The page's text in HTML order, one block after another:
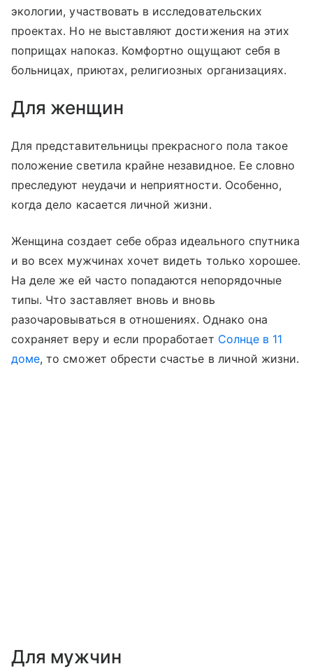
экологии, участвовать в исследовательских
проектах. Но не выставляют достижения на этих
поприщах напоказ. Комфортно ощущают себя в
больницах, приютах, религиозных организациях.
Для женщин
Для представительницы прекрасного пола такое
положение светила крайне незавидное. Ее словно
преследуют неудачи и неприятности. Особенно,
когда дело касается личной жизни.
Женщина создает себе образ идеального спутника
и во всех мужчинах хочет видеть только хорошее.
На деле же ей часто попадаются непорядочные
типы. Что заставляет вновь и вновь
разочаровываться в отношениях. Однако она
сохраняет веру и если проработает Солнце в 11
доме, то сможет обрести счастье в личной жизни.
Для мужчин